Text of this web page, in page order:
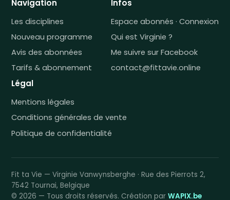
Navigation
Les disciplines
Nouveau programme
Avis des abonnées
Tarifs & abonnement
Infos
Espace abonnés · Connexion
Qui est Virginie ?
Me suivre sur Facebook
contact@fittavie.online
Légal
Mentions légales
Conditions générales de vente
Politique de confidentialité
Fit ta Vie — Virginie Vanwynsberghe · Rue des Pierrots 2,
7542 Tournai, Belgique
© 2026 — Tous droits réservés. Création par WAPIX.be